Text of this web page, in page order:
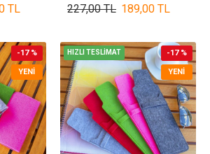
TL 189,00 TL
227,00 TL
YENI
-17 % HIZLI TESLİMAT
YENI
-17 %